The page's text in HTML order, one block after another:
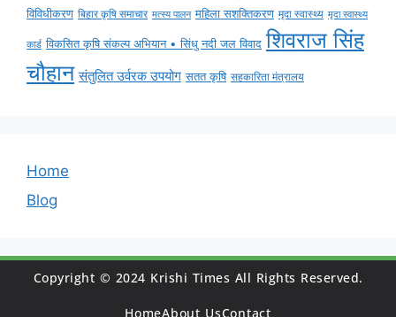
विविधीकरण बिहार कृषि समाचार मत्स्य पालन महिला सशक्तिकरण मृदा स्वास्थ्य मृदा स्वास्थ्य
कार्ड विकसित कृषि संकल्प अभियान • सिंधु नदी जल विवाद शिवराज सिंह
चौहान संतुलित उर्वरक उपयोग सतत कृषि सहकारिता मंत्रालय
Home
Blog
Copyright © 2024 Krishi Times All Rights Reserved.
HomeAbout UsContact